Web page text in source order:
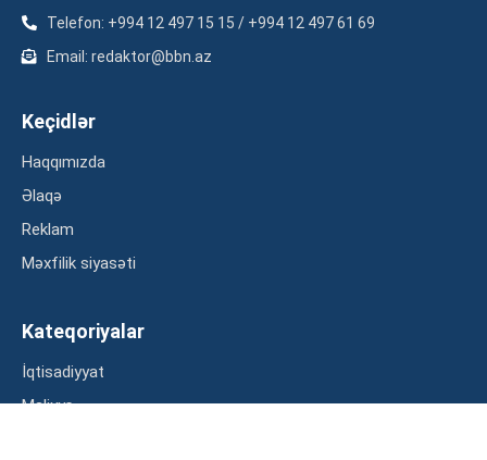
Telefon: +994 12 497 15 15 / +994 12 497 61 69
Email: redaktor@bbn.az
Keçidlər
Haqqımızda
Əlaqə
Reklam
Məxfilik siyasəti
Kateqoriyalar
İqtisadiyyat
Maliyyə